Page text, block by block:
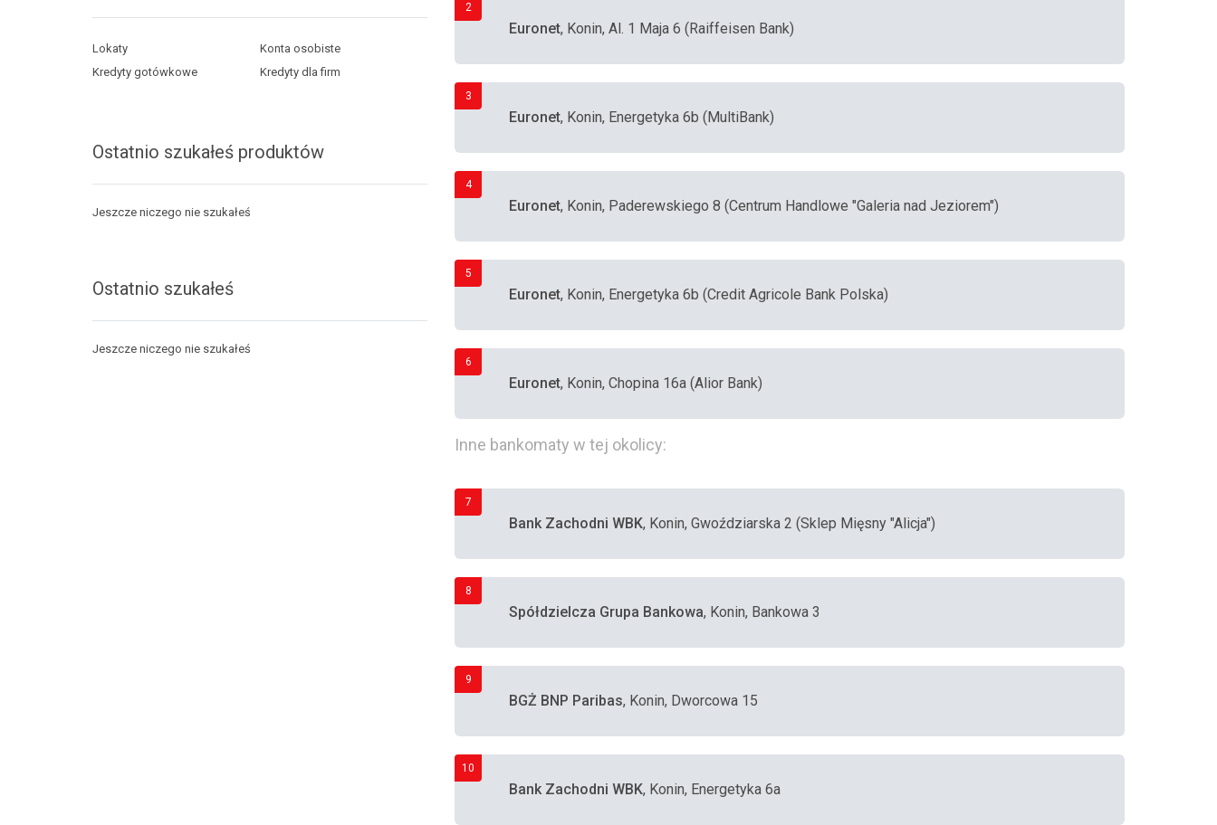
Lokaty
Konta osobiste
Kredyty gotówkowe
Kredyty dla firm
Ostatnio szukałeś produktów
Jeszcze niczego nie szukałeś
Ostatnio szukałeś
Jeszcze niczego nie szukałeś
2
Euronet, Konin, Al. 1 Maja 6 (Raiffeisen Bank)
3
Euronet, Konin, Energetyka 6b (MultiBank)
4
Euronet, Konin, Paderewskiego 8 (Centrum Handlowe "Galeria nad Jeziorem")
5
Euronet, Konin, Energetyka 6b (Credit Agricole Bank Polska)
6
Euronet, Konin, Chopina 16a (Alior Bank)
Inne bankomaty w tej okolicy:
7
Bank Zachodni WBK, Konin, Gwoździarska 2 (Sklep Mięsny "Alicja")
8
Spółdzielcza Grupa Bankowa, Konin, Bankowa 3
9
BGŻ BNP Paribas, Konin, Dworcowa 15
10
Bank Zachodni WBK, Konin, Energetyka 6a